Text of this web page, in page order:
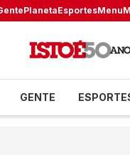
PlanetaEsportesMenu
GENTE